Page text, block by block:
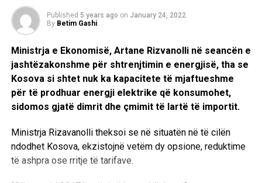
Published 5 years ago on January 24, 2022
By Betim Gashi
Ministrja e Ekonomisë, Artane Rizvanolli në seancën e
jashtëzakonshme për shtrenjtimin e energjisë, tha se
Kosova si shtet nuk ka kapacitete të mjaftueshme
për të prodhuar energji elektrike që konsumohet,
sidomos gjatë dimrit dhe çmimit të lartë të importit.
Ministrja Rizavanolli theksoi se në situatën në të cilën
ndodhet Kosova, ekzistojnë vetëm dy opsione, reduktime
të ashpra ose rritje të tarifave.